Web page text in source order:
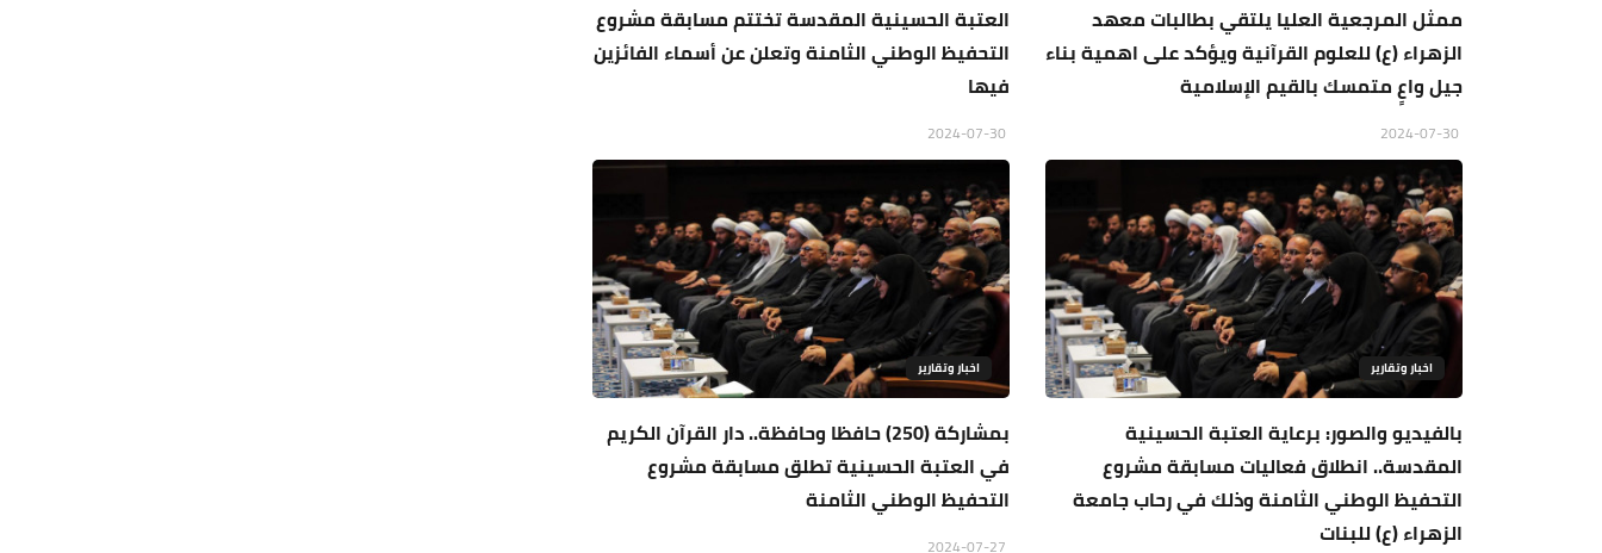
ممثل المرجعية العليا يلتقي بطالبات معهد
الزهراء (ع) للعلوم القرآنية ويؤكد على اهمية بناء
جيل واعٍ متمسك بالقيم الإسلامية
العتبة الحسينية المقدسة تختتم مسابقة مشروع
التحفيظ الوطني الثامنة وتعلن عن أسماء الفائزين
فيها
اخبار وتقارير
بالفيديو والصور: برعاية العتبة الحسينية
المقدسة.. انطلاق فعاليات مسابقة مشروع
التحفيظ الوطني الثامنة وذلك في رحاب جامعة
الزهراء (ع) للبنات
اخبار وتقارير
بمشاركة (250) حافظا وحافظة.. دار القرآن الكريم
في العتبة الحسينية تطلق مسابقة مشروع
التحفيظ الوطني الثامنة